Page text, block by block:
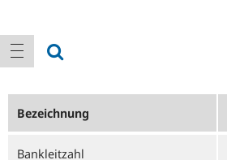
Hauptnavigation
Navigation anzeigen
Bezeichnung
Bankleitzahl